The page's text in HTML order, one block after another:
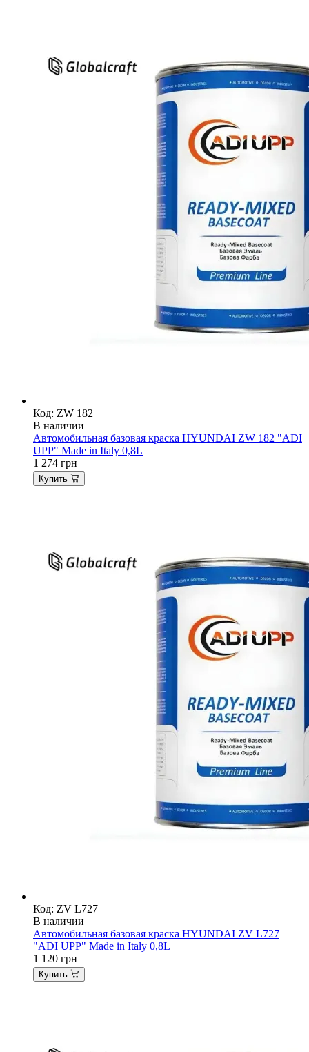
Код: ZW 182
В наличии
Автомобильная базовая краска HYUNDAI ZW 182 "ADI
UPP" Made in Italy 0,8L
1 274 грн
Купить
Код: ZV L727
В наличии
Автомобильная базовая краска HYUNDAI ZV L727
"ADI UPP" Made in Italy 0,8L
1 120 грн
Купить